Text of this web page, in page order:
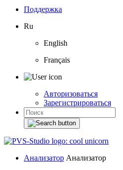
Поддержка
Ru
English
Français
Авторизоваться
Зарегистрироваться
Анализатор Анализатор